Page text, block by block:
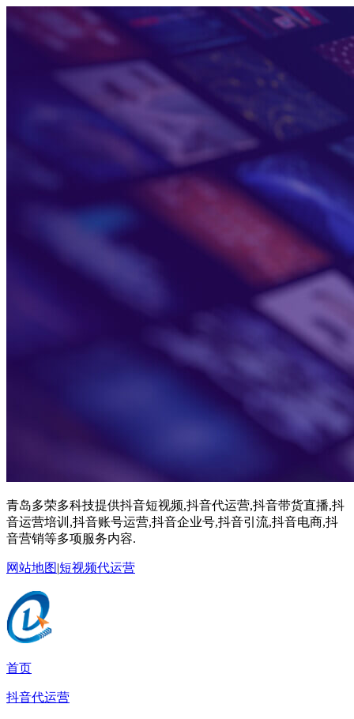
青岛多荣多科技提供抖音短视频,抖音代运营,抖音带货直播,抖
音运营培训,抖音账号运营,抖音企业号,抖音引流,抖音电商,抖
音营销等多项服务内容.
网站地图|短视频代运营
首页
抖音代运营